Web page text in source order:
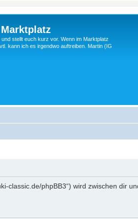
stellt euch kurz vor. Wenn im Marktplatz
kann ich es irgendwo auftreiben. Martin (IG
classic.de/phpBB3“) wird zwischen dir